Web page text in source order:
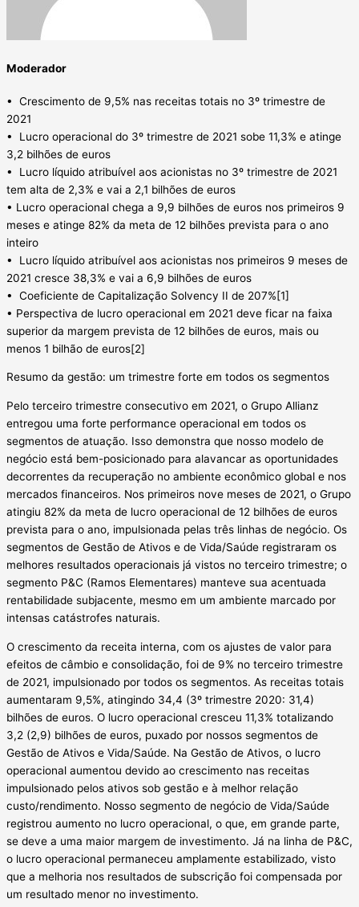
Moderador
• Crescimento de 9,5% nas receitas totais no 3º trimestre de
2021
• Lucro operacional do 3º trimestre de 2021 sobe 11,3% e atinge
3,2 bilhões de euros
• Lucro líquido atribuível aos acionistas no 3º trimestre de 2021
tem alta de 2,3% e vai a 2,1 bilhões de euros
• Lucro operacional chega a 9,9 bilhões de euros nos primeiros 9
meses e atinge 82% da meta de 12 bilhões prevista para o ano
inteiro
• Lucro líquido atribuível aos acionistas nos primeiros 9 meses de
2021 cresce 38,3% e vai a 6,9 bilhões de euros
• Coeficiente de Capitalização Solvency II de 207%[1]
• Perspectiva de lucro operacional em 2021 deve ficar na faixa
superior da margem prevista de 12 bilhões de euros, mais ou
menos 1 bilhão de euros[2]
Resumo da gestão: um trimestre forte em todos os segmentos
Pelo terceiro trimestre consecutivo em 2021, o Grupo Allianz
entregou uma forte performance operacional em todos os
segmentos de atuação. Isso demonstra que nosso modelo de
negócio está bem-posicionado para alavancar as oportunidades
decorrentes da recuperação no ambiente econômico global e nos
mercados financeiros. Nos primeiros nove meses de 2021, o Grupo
atingiu 82% da meta de lucro operacional de 12 bilhões de euros
prevista para o ano, impulsionada pelas três linhas de negócio. Os
segmentos de Gestão de Ativos e de Vida/Saúde registraram os
melhores resultados operacionais já vistos no terceiro trimestre; o
segmento P&C (Ramos Elementares) manteve sua acentuada
rentabilidade subjacente, mesmo em um ambiente marcado por
intensas catástrofes naturais.
O crescimento da receita interna, com os ajustes de valor para
efeitos de câmbio e consolidação, foi de 9% no terceiro trimestre
de 2021, impulsionado por todos os segmentos. As receitas totais
aumentaram 9,5%, atingindo 34,4 (3º trimestre 2020: 31,4)
bilhões de euros. O lucro operacional cresceu 11,3% totalizando
3,2 (2,9) bilhões de euros, puxado por nossos segmentos de
Gestão de Ativos e Vida/Saúde. Na Gestão de Ativos, o lucro
operacional aumentou devido ao crescimento nas receitas
impulsionado pelos ativos sob gestão e à melhor relação
custo/rendimento. Nosso segmento de negócio de Vida/Saúde
registrou aumento no lucro operacional, o que, em grande parte,
se deve a uma maior margem de investimento. Já na linha de P&C,
o lucro operacional permaneceu amplamente estabilizado, visto
que a melhoria nos resultados de subscrição foi compensada por
um resultado menor no investimento.